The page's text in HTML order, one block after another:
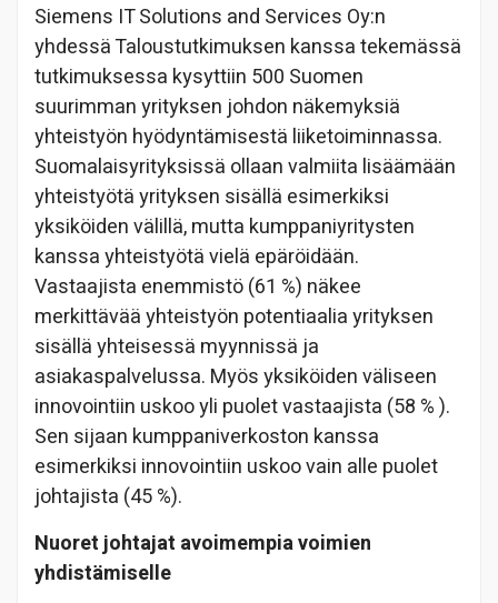
Siemens IT Solutions and Services Oy:n
yhdessä Taloustutkimuksen kanssa tekemässä
tutkimuksessa kysyttiin 500 Suomen
suurimman yrityksen johdon näkemyksiä
yhteistyön hyödyntämisestä liiketoiminnassa.
Suomalaisyrityksissä ollaan valmiita lisäämään
yhteistyötä yrityksen sisällä esimerkiksi
yksiköiden välillä, mutta kumppaniyritysten
kanssa yhteistyötä vielä epäröidään.
Vastaajista enemmistö (61 %) näkee
merkittävää yhteistyön potentiaalia yrityksen
sisällä yhteisessä myynnissä ja
asiakaspalvelussa. Myös yksiköiden väliseen
innovointiin uskoo yli puolet vastaajista (58 % ).
Sen sijaan kumppaniverkoston kanssa
esimerkiksi innovointiin uskoo vain alle puolet
johtajista (45 %).
Nuoret johtajat avoimempia voimien
yhdistämiselle